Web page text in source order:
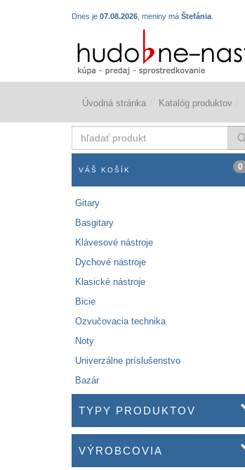
Dnes je 07.08.2026 , meniny má Štefánia
Úvodná stránka Katalóg produktov
produkt
VÁŠ KOŠÍK 0
Gitary
Basgitary
Klávesové nástroje
Dychové nástroje
Klasické nástroje
Bicie
Ozvučovacia technika
Noty
Univerzálne príslušenstvo
Bazár
TYPY PRODUKTOV
VÝROBCOVIA